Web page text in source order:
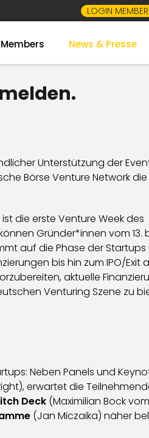
LOGIN
Members News & Presse
Unterstützung der
Börse Venture Network
die erste Venture Week des
Gründer*innen vom 13.
auf die Phase der
bis hin zum IPO/Exit
aktuelle
Venturing Szene zu
Neben Panels und
erwartet die
Deck (Maximilian Bock vom
(Jan Miczaika) näher